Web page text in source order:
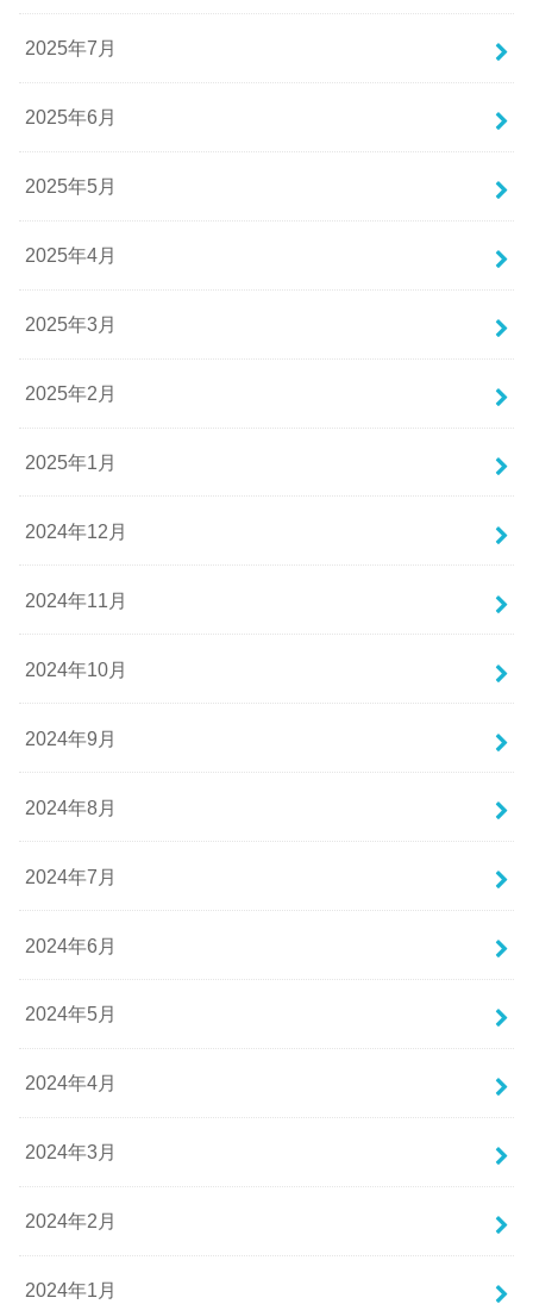
2025年7月
2025年6月
2025年5月
2025年4月
2025年3月
2025年2月
2025年1月
2024年12月
2024年11月
2024年10月
2024年9月
2024年8月
2024年7月
2024年6月
2024年5月
2024年4月
2024年3月
2024年2月
2024年1月